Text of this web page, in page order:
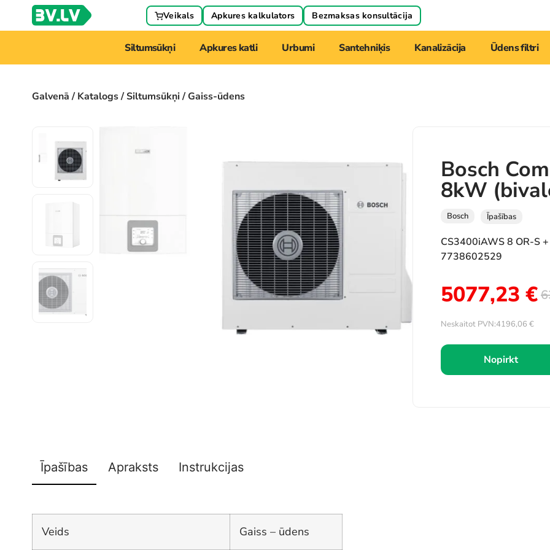
Veikals Apkures kalkulators Bezmaksas konsultācija
Siltumsūkņi Apkures katli Urbumi Santehniķis Kanalizācija Ūdens filtri
Galvenā/Katalogs/Siltumsūkņi/ Gaiss-ūdens
Bosch
8kW
Bosch Īpašības
CS3400iAWS 8 OR-S
7738602529
5077,23 €
Neskaitot PVN:4196,06 €
Nopirkt
Īpašības Apraksts Instrukcijas
Veids Gaiss – ūdens